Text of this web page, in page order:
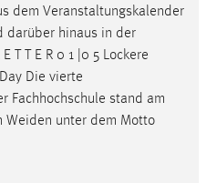
dem Veranstaltungskalender
darüber hinaus in der
T T E R 0 1 |0 5 Lockere
Die vierte
Fachhochschule stand am
Weiden unter dem Motto